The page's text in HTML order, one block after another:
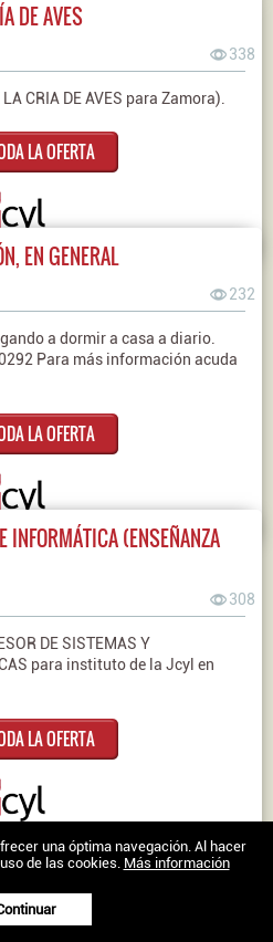
DE AVES
338
CRIA DE AVES para Zamora).
LA OFERTA
EN GENERAL
232
a dormir a casa a diario.
Para más información acuda
LA OFERTA
INFORMÁTICA (ENSEÑANZA
308
DE SISTEMAS Y
para instituto de la Jcyl en
LA OFERTA
en Twitter|Aviso legal|Política de
© 2026 -
una óptima navegación. Al hacer
de las cookies. Más información